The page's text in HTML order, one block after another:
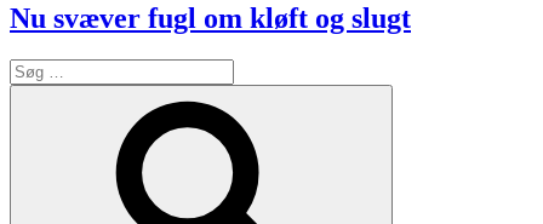
Nu svæver fugl om kløft og slugt
Søg
efter: